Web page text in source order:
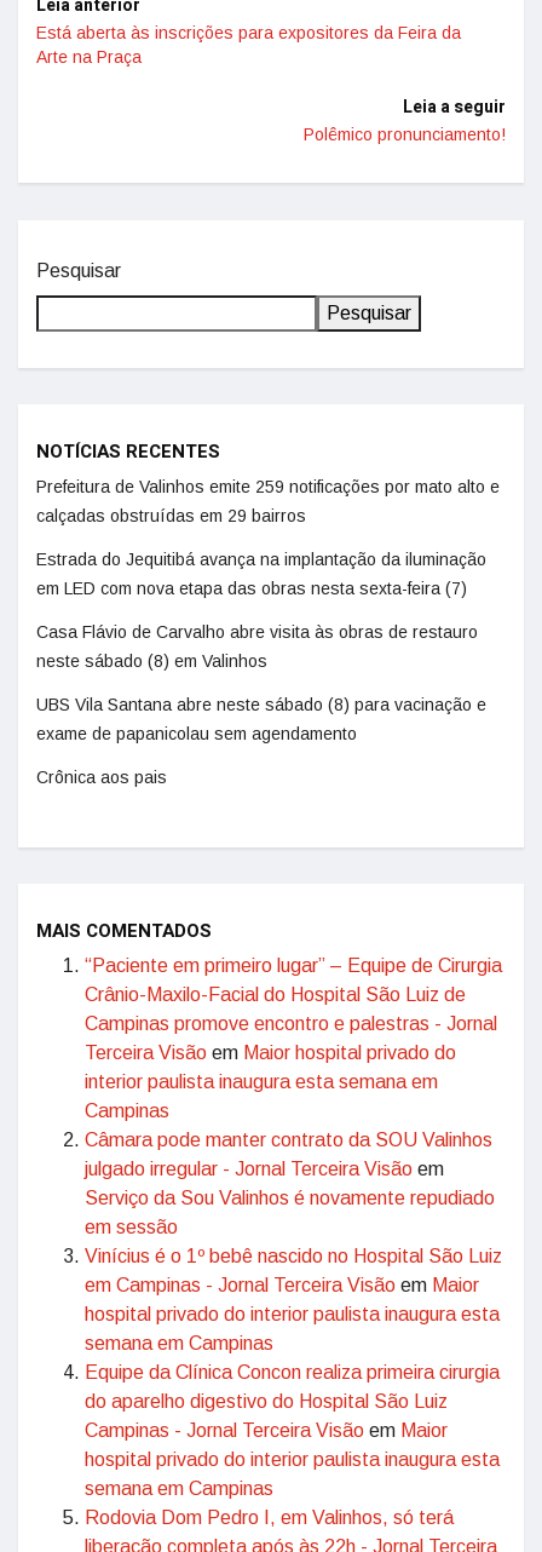
Está aberta às inscrições para expositores da Feira da
Arte na Praça
Leia a seguir
Polêmico pronunciamento!
Pesquisar
Pesquisar
NOTÍCIAS RECENTES
Prefeitura de Valinhos emite 259 notificações por mato alto e
calçadas obstruídas em 29 bairros
Estrada do Jequitibá avança na implantação da iluminação
em LED com nova etapa das obras nesta sexta-feira (7)
Casa Flávio de Carvalho abre visita às obras de restauro
neste sábado (8) em Valinhos
UBS Vila Santana abre neste sábado (8) para vacinação e
exame de papanicolau sem agendamento
Crônica aos pais
MAIS COMENTADOS
“Paciente em primeiro lugar” – Equipe de Cirurgia
Crânio-Maxilo-Facial do Hospital São Luiz de
Campinas promove encontro e palestras - Jornal
Terceira Visão em Maior hospital privado do
interior paulista inaugura esta semana em
Campinas
Câmara pode manter contrato da SOU Valinhos
julgado irregular - Jornal Terceira Visão em
Serviço da Sou Valinhos é novamente repudiado
em sessão
Vinícius é o 1º bebê nascido no Hospital São Luiz
em Campinas - Jornal Terceira Visão em Maior
hospital privado do interior paulista inaugura esta
semana em Campinas
Equipe da Clínica Concon realiza primeira cirurgia
do aparelho digestivo do Hospital São Luiz
Campinas - Jornal Terceira Visão em Maior
hospital privado do interior paulista inaugura esta
semana em Campinas
Rodovia Dom Pedro I, em Valinhos, só terá
liberação completa após às 22h - Jornal Terceira